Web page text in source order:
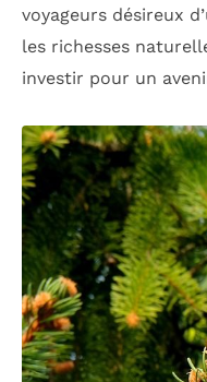
voyageurs désireux
les richesses
investir pour un